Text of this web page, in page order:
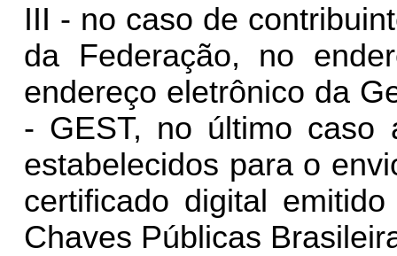
III - no caso de
da Federação, no
endereço eletrônico da
- GEST, no último caso
estabelecidos para o
certificado digital
Chaves Públicas